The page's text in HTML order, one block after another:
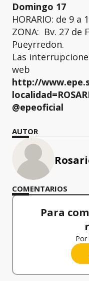
Domingo 17
HORARIO: de 9 a
ZONA: Bv. 27 de
Pueyrredon.
Las
web
http://
@epeoficial
AUTOR
COMENTARIOS
Para
Por